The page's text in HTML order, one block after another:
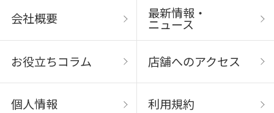
会社概要 最新情報・
ニュース
お役立ちコラム 店舗へのアクセス
個人情報 利用規約